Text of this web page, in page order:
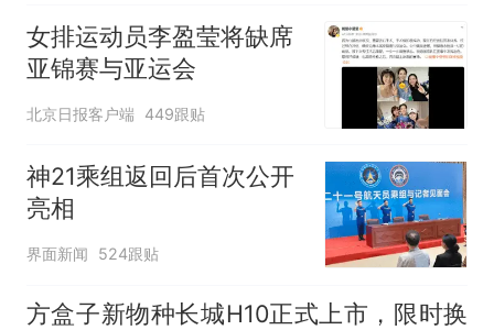
女排运动员李盈莹将缺席
亚锦赛与亚运会
北京日报客户端 449跟贴
神21乘组返回后首次公开
亮相
界面新闻 524跟贴
方盒子新物种长城H10正式上市，限时换